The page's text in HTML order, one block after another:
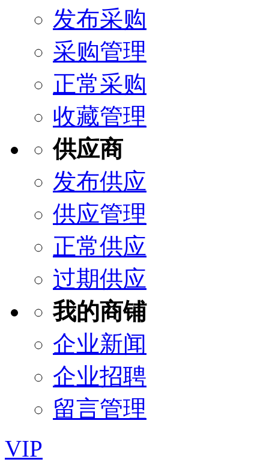
发布采购
采购管理
正常采购
收藏管理
供应商
发布供应
供应管理
正常供应
过期供应
我的商铺
企业新闻
企业招聘
留言管理
VIP